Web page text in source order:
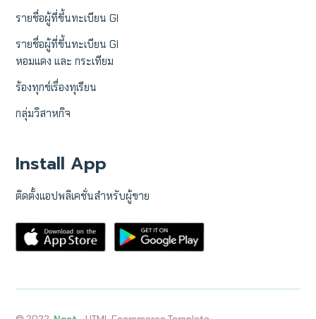
รายชื่อผู้ที่ขึ้นทะเบียน GI
รายชื่อผู้ที่ขึ้นทะเบียน GI
หอมแดง และ กระเทียม
ร้องทุกข์เรื่องทุเรียน
กลุ่มวิสาหกิจ
Install App
ติดตั้งแอปพลิเคชั่นสำหรับผู้ขาย